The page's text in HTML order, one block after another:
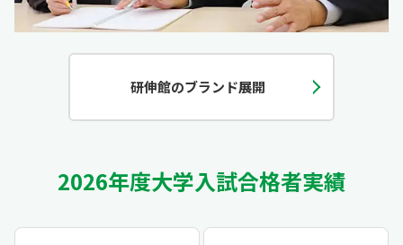
研伸館のブランド展開
2026年度大学入試合格者実績